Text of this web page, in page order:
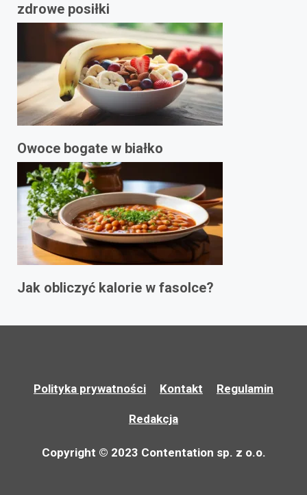
zdrowe posiłki
Owoce bogate w białko
Jak obliczyć kalorie w fasolce?
Polityka prywatności Kontakt Regulamin
Redakcja
Copyright © 2023 Contentation sp. z o.o.